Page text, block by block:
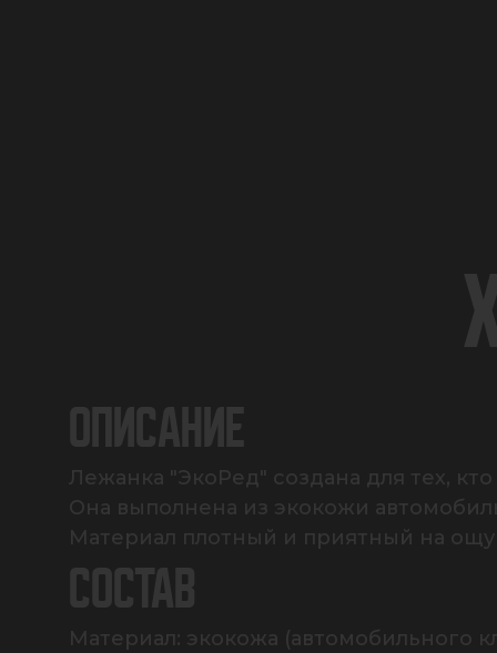
ОПИСАНИЕ
Лежанка "ЭкоРед" создана для тех,
Она выполнена из экокожи
Материал плотный и приятный на
СОСТАВ
Материал: экокожа (автомобильного